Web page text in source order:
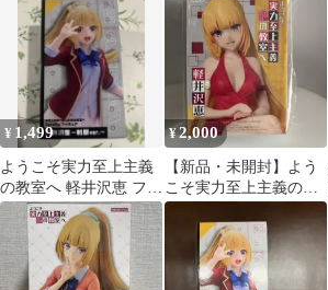
¥ 1,499
ようこそ実力至上主義
の教室へ 軽井沢恵 フィ
ギュア 制服ver.
¥2,000
【新品・未開封】よう
こそ実力至上主義の教
室へ 軽井沢恵 フィギュ